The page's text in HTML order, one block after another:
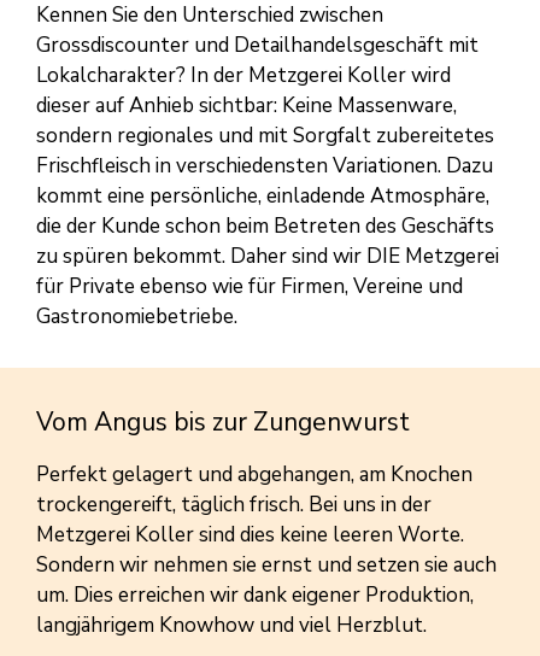
Kennen Sie den Unterschied zwischen
Grossdiscounter und Detailhandelsgeschäft mit
Lokalcharakter? In der Metzgerei Koller wird
dieser auf Anhieb sichtbar: Keine Massenware,
sondern regionales und mit Sorgfalt zubereitetes
Frischfleisch in verschiedensten Variationen. Dazu
kommt eine persönliche, einladende Atmosphäre,
die der Kunde schon beim Betreten des Geschäfts
zu spüren bekommt. Daher sind wir DIE Metzgerei
für Private ebenso wie für Firmen, Vereine und
Gastronomiebetriebe.
Vom Angus bis zur Zungenwurst
Perfekt gelagert und abgehangen, am Knochen
trockengereift, täglich frisch. Bei uns in der
Metzgerei Koller sind dies keine leeren Worte.
Sondern wir nehmen sie ernst und setzen sie auch
um. Dies erreichen wir dank eigener Produktion,
langjährigem Knowhow und viel Herzblut.